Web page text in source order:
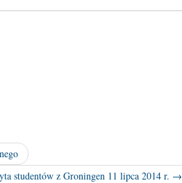
studentów z Groningen 11 lipca 2014 r. →